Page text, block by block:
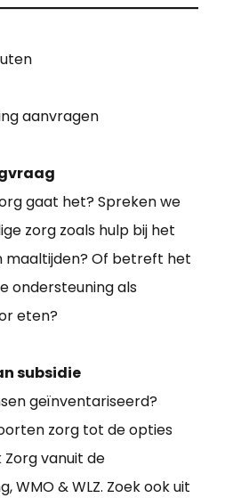
aanvragen
gaat het? Spreken we
zorg zoals hulp bij het
maaltijden? Of betreft het
ondersteuning als
eten?
subsidie
geïnventariseerd?
zorg tot de opties
Zorg vanuit de
WMO & WLZ. Zoek ook uit